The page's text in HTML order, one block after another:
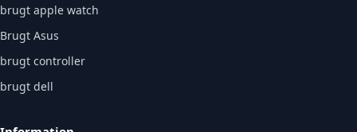
brugt apple watch
Brugt Asus
brugt controller
brugt dell